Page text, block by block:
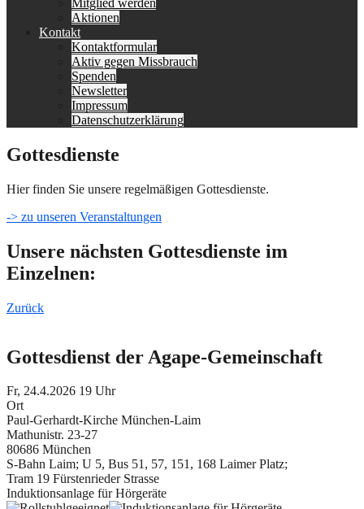
Mitglied werden
Aktionen
Kontakt
Kontaktformular
Aktiv gegen Missbrauch
Spenden
Newsletter
Impressum
Datenschutzerklärung
Gottesdienste
Hier finden Sie unsere regelmäßigen Gottesdienste.
-> zu unseren Veranstaltungen
Unsere nächsten Gottesdienste im
Einzelnen:
Zurück
Gottesdienst der Agape-Gemeinschaft
Fr, 24.4.2026 19 Uhr
Ort
Paul-Gerhardt-Kirche München-Laim
Mathunistr. 23-27
80686 München
S-Bahn Laim; U 5, Bus 51, 57, 151, 168 Laimer Platz;
Tram 19 Fürstenrieder Strasse
Induktionsanlage für Hörgeräte